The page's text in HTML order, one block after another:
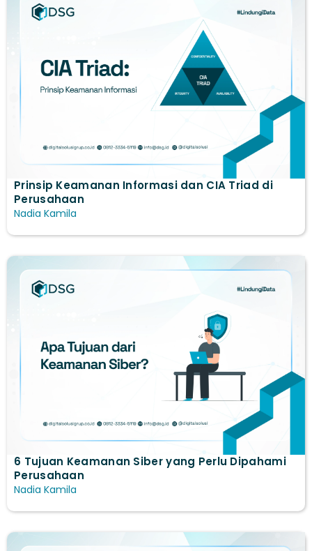
Prinsip Keamanan Informasi dan CIA Triad di
Perusahaan
Nadia Kamila
6 Tujuan Keamanan Siber yang Perlu Dipahami
Perusahaan
Nadia Kamila